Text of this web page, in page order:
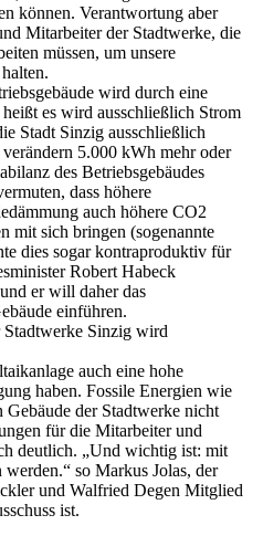
können. Verantwortung aber
Mitarbeiter der Stadtwerke, die
müssen, um unsere
wird durch eine
es wird ausschließlich Strom
Stadt Sinzig ausschließlich
5.000 kWh mehr oder
des Betriebsgebäudes
dass höhere
auch höhere CO2
mit sich bringen (sogenannte
dies sogar kontraproduktiv für
Robert Habeck
er will daher das
einführen.
Stadtwerke Sinzig wird
auch eine hohe
haben. Fossile Energien wie
der Stadtwerke nicht
für die Mitarbeiter und
deutlich. „Und wichtig ist: mit
so Markus Jolas, der
und Walfried Degen Mitglied
ist.